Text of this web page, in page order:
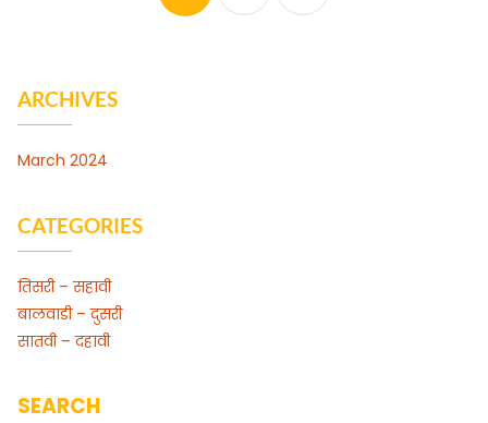
ARCHIVES
March 2024
CATEGORIES
तिसरी – सहावी
बालवाडी – दुसरी
सातवी – दहावी
SEARCH